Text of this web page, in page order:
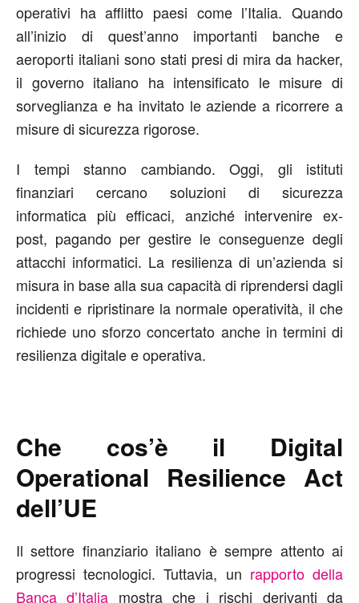
operativi ha afflitto paesi come l’Italia. Quando
all’inizio di quest’anno importanti banche e
aeroporti italiani sono stati presi di mira da hacker,
il governo italiano ha intensificato le misure di
sorveglianza e ha invitato le aziende a ricorrere a
misure di sicurezza rigorose.
I tempi stanno cambiando. Oggi, gli istituti
finanziari cercano soluzioni di sicurezza
informatica più efficaci, anziché intervenire ex-
post, pagando per gestire le conseguenze degli
attacchi informatici. La resilienza di un’azienda si
misura in base alla sua capacità di riprendersi dagli
incidenti e ripristinare la normale operatività, il che
richiede uno sforzo concertato anche in termini di
resilienza digitale e operativa.
Che cos’è il Digital
Operational Resilience Act
dell’UE
Il settore finanziario italiano è sempre attento ai
progressi tecnologici. Tuttavia, un rapporto della
Banca d’Italia mostra che i rischi derivanti da